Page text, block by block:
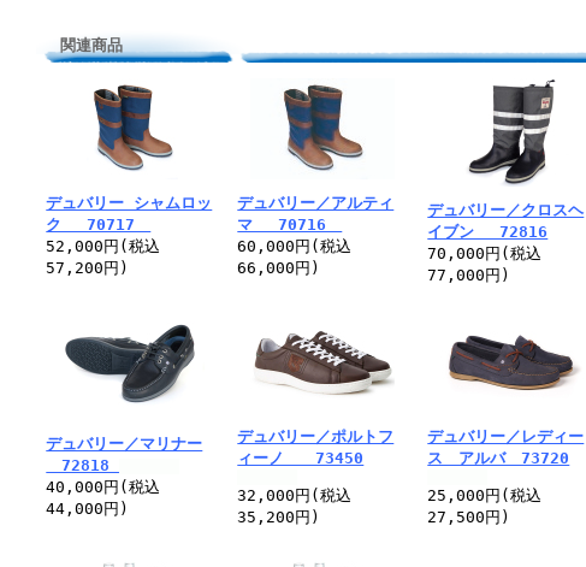
関連商品
デュバリー シャムロッ
ク 70717
52,000円(税込
57,200円)
デュバリー／アルティ
マ 70716
60,000円(税込
66,000円)
デュバリー／クロスヘ
イブン 72816
70,000円(税込
77,000円)
デュバリー／マリナー
72818
40,000円(税込
44,000円)
デュバリー／ポルトフ
ィーノ 73450
32,000円(税込
35,200円)
デュバリー／レディー
ス アルバ 73720
25,000円(税込
27,500円)